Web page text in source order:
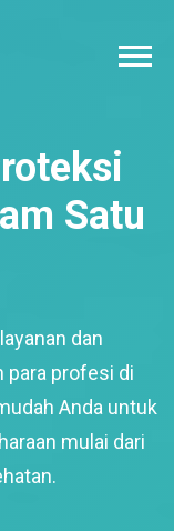
Satu
dan
para profesi di
Anda untuk
mulai dari